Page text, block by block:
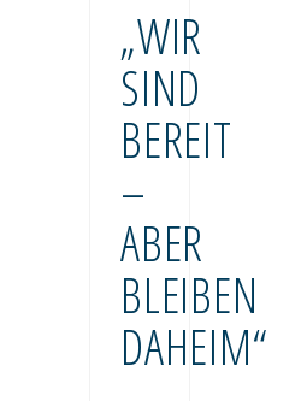
„WIR
SIND
BEREIT
–
ABER
BLEIBEN
DAHEIM“